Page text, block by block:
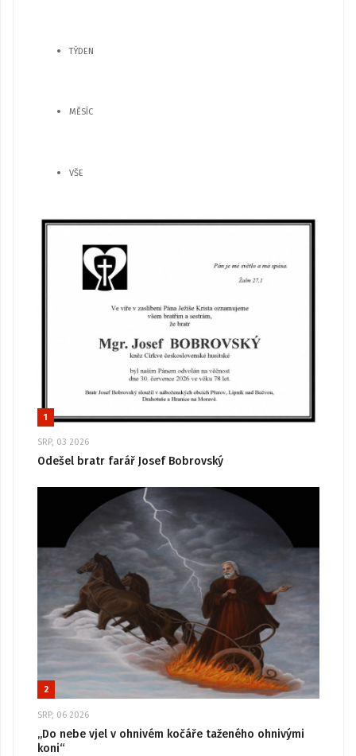
TÝDEN
MĚSÍC
VŠE
1
SRP, 03 2026
Odešel bratr farář Josef Bobrovský
2
SRP, 06 2026
„Do nebe vjel v ohnivém kočáře taženého ohnivými
koni“